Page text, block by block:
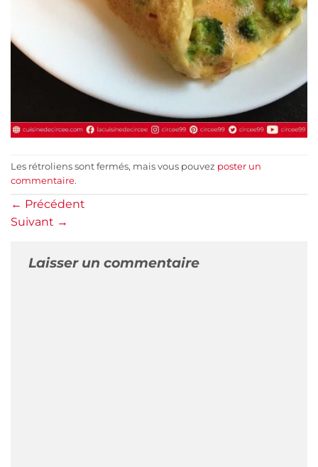
Les rétroliens sont fermés, mais vous pouvez poster un
commentaire.
← Précédent
Suivant →
Laisser un commentaire